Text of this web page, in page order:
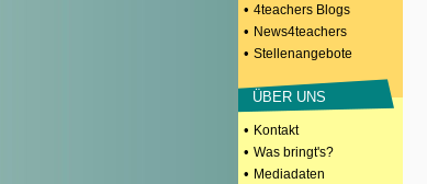
• 4teachers Blogs
• News4teachers
• Stellenangebote
ÜBER UNS
• Kontakt
• Was bringt's?
• Mediadaten